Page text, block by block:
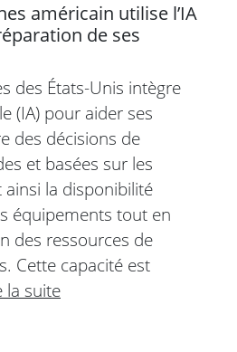
américain utilise l’IA
de ses
des États-Unis intègre
(IA) pour aider ses
des décisions de
et basées sur les
la disponibilité
équipements tout en
des ressources de
Cette capacité est
la suite